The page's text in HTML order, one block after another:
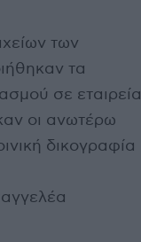
των
τα
σε εταιρεία
οι ανωτέρω
δικογραφία